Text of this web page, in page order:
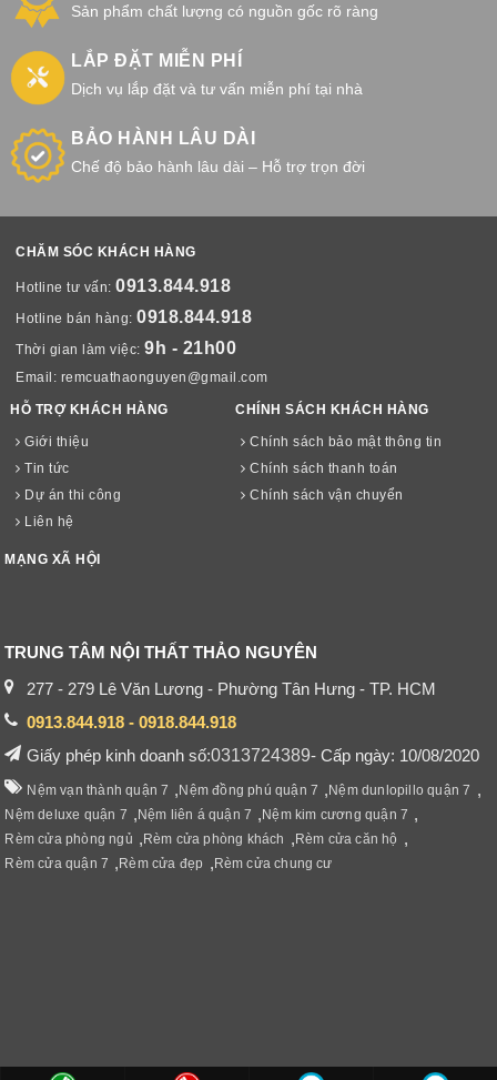
Sản phẩm chất lượng có nguồn gốc rõ ràng
LẮP ĐẶT MIỄN PHÍ
Dịch vụ lắp đặt và tư vấn miễn phí tại nhà
BẢO HÀNH LÂU DÀI
Chế độ bảo hành lâu dài – Hỗ trợ trọn đời
CHĂM SÓC KHÁCH HÀNG
Hotline tư vấn:0913.844.918
Hotline bán hàng:0918.844.918
Thời gian làm việc:9h - 21h00
Email: remcuathaonguyen@gmail.com
HỖ TRỢ KHÁCH HÀNG
Giới thiệu
Tin tức
Dự án thi công
Liên hệ
CHÍNH SÁCH KHÁCH HÀNG
Chính sách bảo mật thông tin
Chính sách thanh toán
Chính sách vận chuyển
MẠNG XÃ HỘI
TRUNG TÂM NỘI THẤT THẢO NGUYÊN
277 - 279 Lê Văn Lương - Phường Tân Hưng - TP. HCM
0913.844.918 - 0918.844.918
Giấy phép kinh doanh số:0313724389- Cấp ngày: 10/08/2020
Nệm vạn thành quận 7 , Nệm đồng phú quận 7 , Nệm dunlopillo quận 7 ,
Nệm deluxe quận 7 , Nệm liên á quận 7 , Nệm kim cương quận 7 ,
Rèm cửa phòng ngủ , Rèm cửa phòng khách , Rèm cửa căn hộ ,
Rèm cửa quận 7 , Rèm cửa đẹp , Rèm cửa chung cư